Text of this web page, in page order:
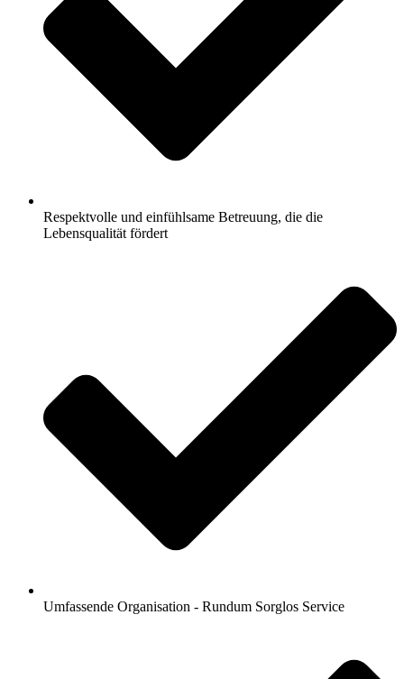
Respektvolle und einfühlsame Betreuung, die die
Lebensqualität fördert
Umfassende Organisation - Rundum Sorglos Service